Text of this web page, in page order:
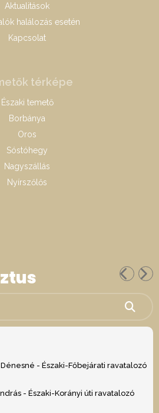
Aktualitások
halálozás esetén
Kapcsolat
térképe
Északi temető
Borbánya
Oros
Sóstóhegy
Nagyszállás
Nyírszőlős
- Északi-Főbejárati ravatalozó
- Északi-Korányi úti ravatalozó